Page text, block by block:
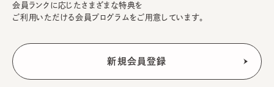
会員ランクに応じたさまざまな特典を
ご利用いただける会員プログラムをご用意しています。